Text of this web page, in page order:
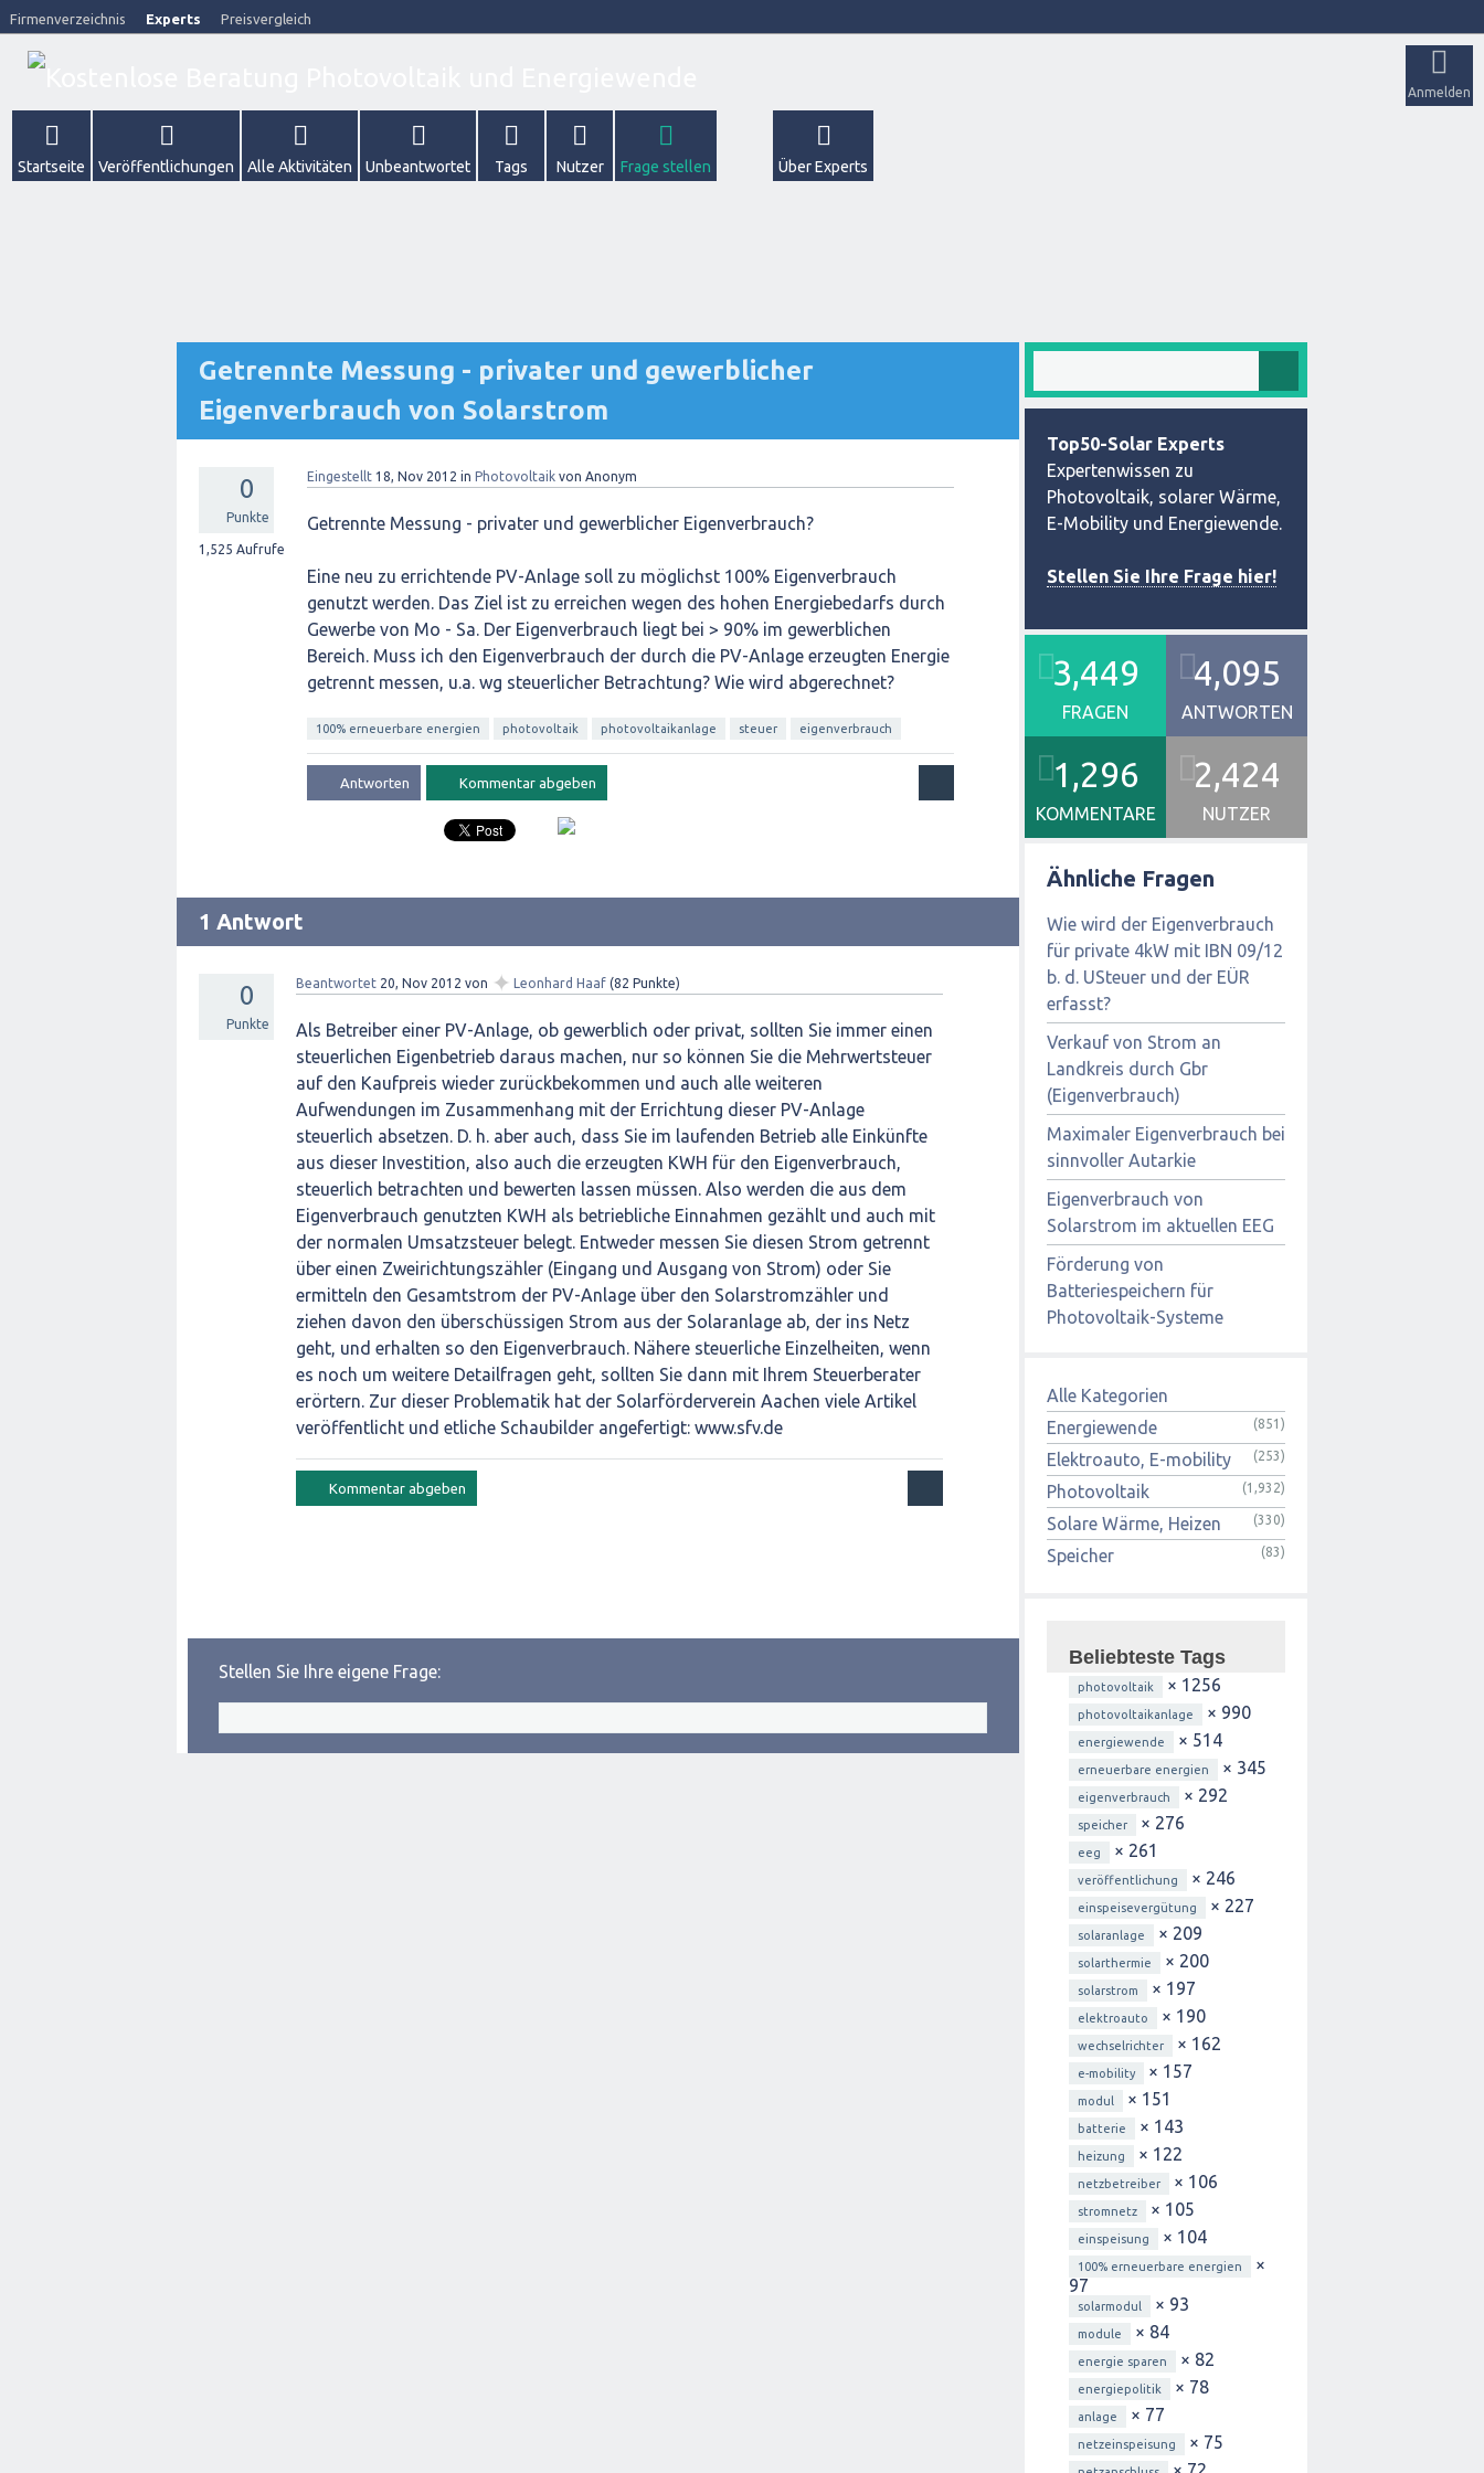
Firmenverzeichnis Experts Preisvergleich
Anmelden
Startseite Veröffentlichungen Alle Aktivitäten Unbeantwortet Tags Nutzer Frage stellen Über Experts
Getrennte Messung - privater und gewerblicher
Eigenverbrauch von Solarstrom
0
Punkte
1,525 Aufrufe
Eingestellt 18, Nov 2012 in Photovoltaik von Anonym
Getrennte Messung - privater und gewerblicher Eigenverbrauch?
Eine neu zu errichtende PV-Anlage soll zu möglichst 100% Eigenverbrauch
genutzt werden. Das Ziel ist zu erreichen wegen des hohen Energiebedarfs durch
Gewerbe von Mo - Sa. Der Eigenverbrauch liegt bei > 90% im gewerblichen
Bereich. Muss ich den Eigenverbrauch der durch die PV-Anlage erzeugten Energie
getrennt messen, u.a. wg steuerlicher Betrachtung? Wie wird abgerechnet?
100% erneuerbare energien photovoltaik photovoltaikanlage steuer eigenverbrauch
1 Antwort
0
Punkte
Beantwortet 20, Nov 2012 von ✦ Leonhard Haaf (82 Punkte)
Als Betreiber einer PV-Anlage, ob gewerblich oder privat, sollten Sie immer einen
steuerlichen Eigenbetrieb daraus machen, nur so können Sie die Mehrwertsteuer
auf den Kaufpreis wieder zurückbekommen und auch alle weiteren
Aufwendungen im Zusammenhang mit der Errichtung dieser PV-Anlage
steuerlich absetzen. D. h. aber auch, dass Sie im laufenden Betrieb alle Einkünfte
aus dieser Investition, also auch die erzeugten KWH für den Eigenverbrauch,
steuerlich betrachten und bewerten lassen müssen. Also werden die aus dem
Eigenverbrauch genutzten KWH als betriebliche Einnahmen gezählt und auch mit
der normalen Umsatzsteuer belegt. Entweder messen Sie diesen Strom getrennt
über einen Zweirichtungszähler (Eingang und Ausgang von Strom) oder Sie
ermitteln den Gesamtstrom der PV-Anlage über den Solarstromzähler und
ziehen davon den überschüssigen Strom aus der Solaranlage ab, der ins Netz
geht, und erhalten so den Eigenverbrauch. Nähere steuerliche Einzelheiten, wenn
es noch um weitere Detailfragen geht, sollten Sie dann mit Ihrem Steuerberater
erörtern. Zur dieser Problematik hat der Solarförderverein Aachen viele Artikel
veröffentlicht und etliche Schaubilder angefertigt: www.sfv.de
Stellen Sie Ihre eigene Frage:
Top50-Solar Experts
Expertenwissen zu
Photovoltaik, solarer Wärme,
E-Mobility und Energiewende.
Stellen Sie Ihre Frage hier!
3,449
FRAGEN
4,095
ANTWORTEN
1,296
KOMMENTARE
2,424
NUTZER
Ähnliche Fragen
Wie wird der Eigenverbrauch
für private 4kW mit IBN 09/12
b. d. USteuer und der EÜR
erfasst?
Verkauf von Strom an
Landkreis durch Gbr
(Eigenverbrauch)
Maximaler Eigenverbrauch bei
sinnvoller Autarkie
Eigenverbrauch von
Solarstrom im aktuellen EEG
Förderung von
Batteriespeichern für
Photovoltaik-Systeme
Alle Kategorien
Energiewende
(851)
Elektroauto, E-mobility (253)
Photovoltaik (1,932)
Solare Wärme, Heizen (330)
Speicher (83)
Beliebteste Tags
photovoltaik × 1256
photovoltaikanlage × 990
energiewende × 514
erneuerbare energien × 345
eigenverbrauch × 292
speicher × 276
eeg × 261
veröffentlichung × 246
einspeisevergütung × 227
solaranlage × 209
solarthermie × 200
solarstrom × 197
elektroauto × 190
wechselrichter × 162
e-mobility × 157
modul × 151
batterie × 143
heizung × 122
netzbetreiber × 106
stromnetz × 105
einspeisung × 104
100% erneuerbare energien
×
97
solarmodul × 93
module × 84
energie sparen × 82
energiepolitik × 78
anlage × 77
netzeinspeisung × 75